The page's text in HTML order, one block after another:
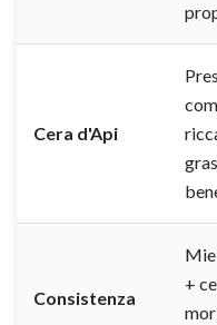
Cera d'Api
Consistenza
+